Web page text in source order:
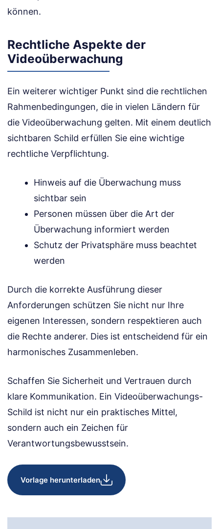
können.
Rechtliche Aspekte der
Videoüberwachung
Ein weiterer wichtiger Punkt sind die rechtlichen
Rahmenbedingungen, die in vielen Ländern für
die Videoüberwachung gelten. Mit einem deutlich
sichtbaren Schild erfüllen Sie eine wichtige
rechtliche Verpflichtung.
Hinweis auf die Überwachung muss
sichtbar sein
Personen müssen über die Art der
Überwachung informiert werden
Schutz der Privatsphäre muss beachtet
werden
Durch die korrekte Ausführung dieser
Anforderungen schützen Sie nicht nur Ihre
eigenen Interessen, sondern respektieren auch
die Rechte anderer. Dies ist entscheidend für ein
harmonisches Zusammenleben.
Schaffen Sie Sicherheit und Vertrauen durch
klare Kommunikation. Ein Videoüberwachungs-
Schild ist nicht nur ein praktisches Mittel,
sondern auch ein Zeichen für
Verantwortungsbewusstsein.
Vorlage herunterladen